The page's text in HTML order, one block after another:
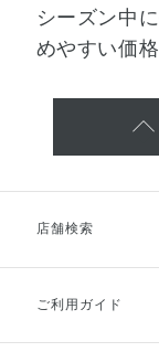
シーズン中
めやすい価
店舗検索
ご利用ガイド